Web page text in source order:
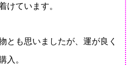
けています。
とも思いましたが、運が良く
入。